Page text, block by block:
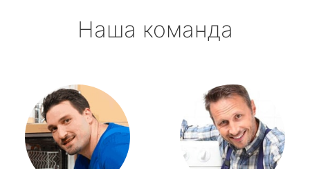
Наша команда